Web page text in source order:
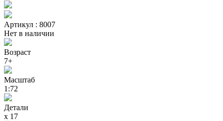
Артикул : 8007
Нет в наличии
Возраст
7+
Масштаб
1:72
Детали
х 17